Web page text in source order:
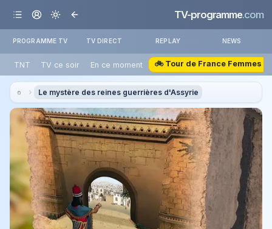
TV-programme.com
PROGRAMME TV TV DIRECT REPLAY NEWS
TNT TV ce soir En ce moment 🚲 Tour de France Femmes
Le mystère des reines guerrières d'Assyrie